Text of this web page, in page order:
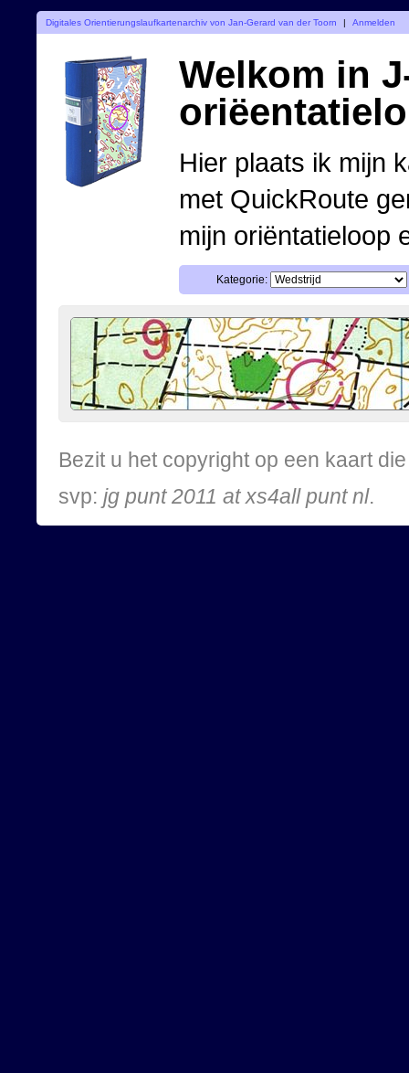
Digitales Orientierungslaufkartenarchiv von Jan-Gerard van der Toorn | Anmelden
Welkom in
Hier plaats ik mijn
met QuickRoute
mijn oriëntatieloop
Kategorie:
Bezit u het copyright op een kaart
svp: jg punt 2011 at xs4all punt nl.